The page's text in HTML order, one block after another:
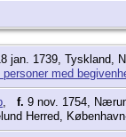
jan. 1739, Tyskland,
, f. 9 nov. 1754,
Herred,